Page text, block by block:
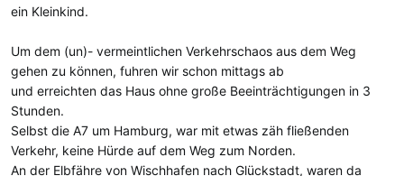
ein Kleinkind.
Um dem (un)- vermeintlichen Verkehrschaos aus dem Weg
gehen zu können, fuhren wir schon mittags ab
und erreichten das Haus ohne große Beeinträchtigungen in 3
Stunden.
Selbst die A7 um Hamburg, war mit etwas zäh fließenden
Verkehr, keine Hürde auf dem Weg zum Norden.
An der Elbfähre von Wischhafen nach Glückstadt, waren da